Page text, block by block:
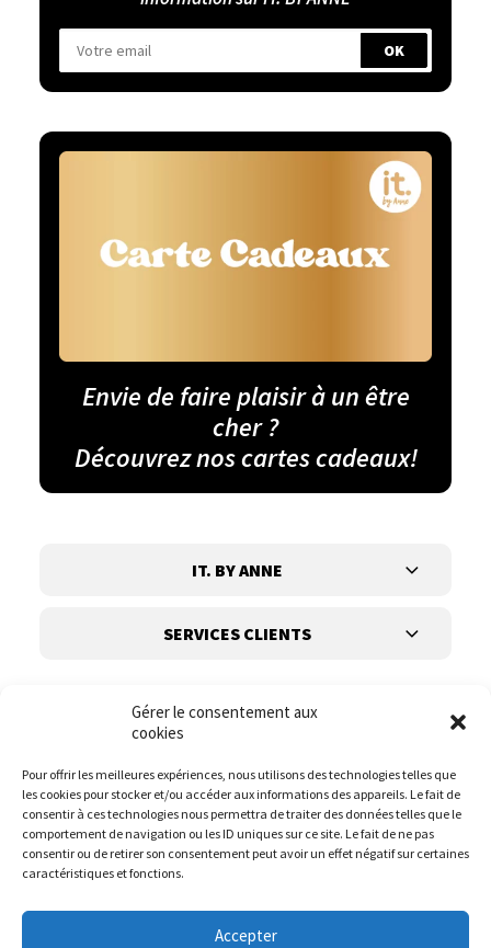
Gérer le consentement aux
cookies
Pour offrir les meilleures expériences, nous utilisons des technologies telles que
les cookies pour stocker et/ou accéder aux informations des appareils. Le fait de
consentir à ces technologies nous permettra de traiter des données telles que le
comportement de navigation ou les ID uniques sur ce site. Le fait de ne pas
consentir ou de retirer son consentement peut avoir un effet négatif sur certaines
caractéristiques et fonctions.
Accepter
Envie de faire plaisir à un être
cher ?
Découvrez nos cartes cadeaux!
IT. BY ANNE
SERVICES CLIENTS
Suivez-nous